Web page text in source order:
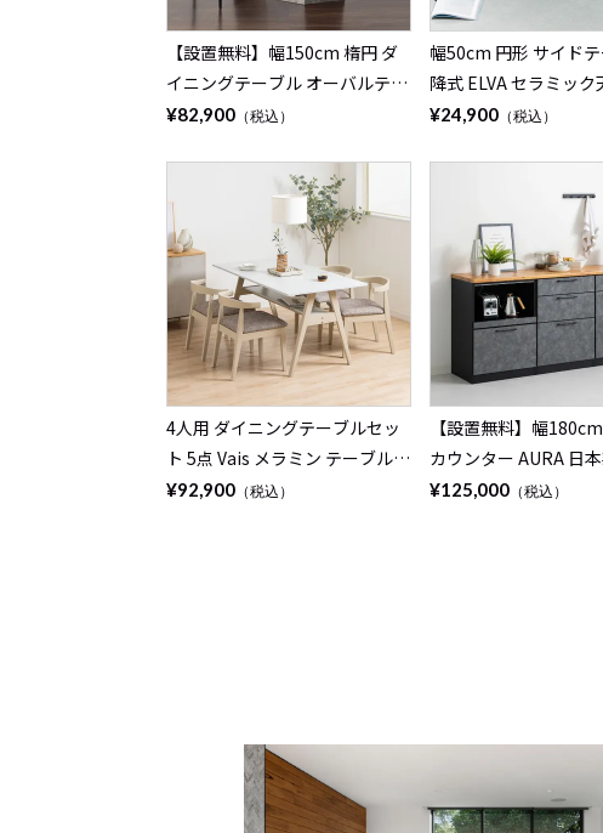
【設置無料】幅150cm 楕円 ダ
イニングテーブル オーバルテー
ブル 4人掛け ALT 木目 大理石調
卓テーブル おしゃれ ブラウン
ナチュラル
¥82,900 （税込）
幅50cm 円形 サイド
降式 ELVA セラミック
調 シンプル モダン ソ
¥24,900 （税込）
4人用 ダイニングテーブルセッ
ト 5点 Vais メラミン テーブル
北欧モダン ダイニングチェア お
¥92,900 （税込）
【設置無料】幅
カウンター AURA 日
ン天板 開き扉 引き出し
¥125,000 （税込）